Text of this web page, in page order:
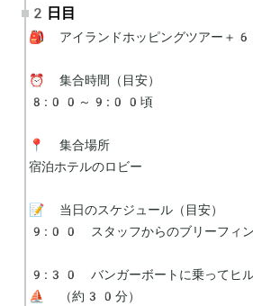
2日目
🎒 アイランドホッピングツアー＋
⏰ 集合時間（目安）
8:00～9:00頃
📍 集合場所
宿泊ホテルのロビー
📝 当日のスケジュール（目安）
9:00　スタッフからのブリーフィ
9:30　バンガーボートに乗ってヒル
⛵ （約30分）